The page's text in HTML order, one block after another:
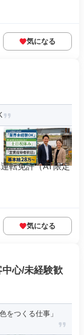
気になる
転免許（AT限定
気になる
心/未経験歓
をつくる仕事」